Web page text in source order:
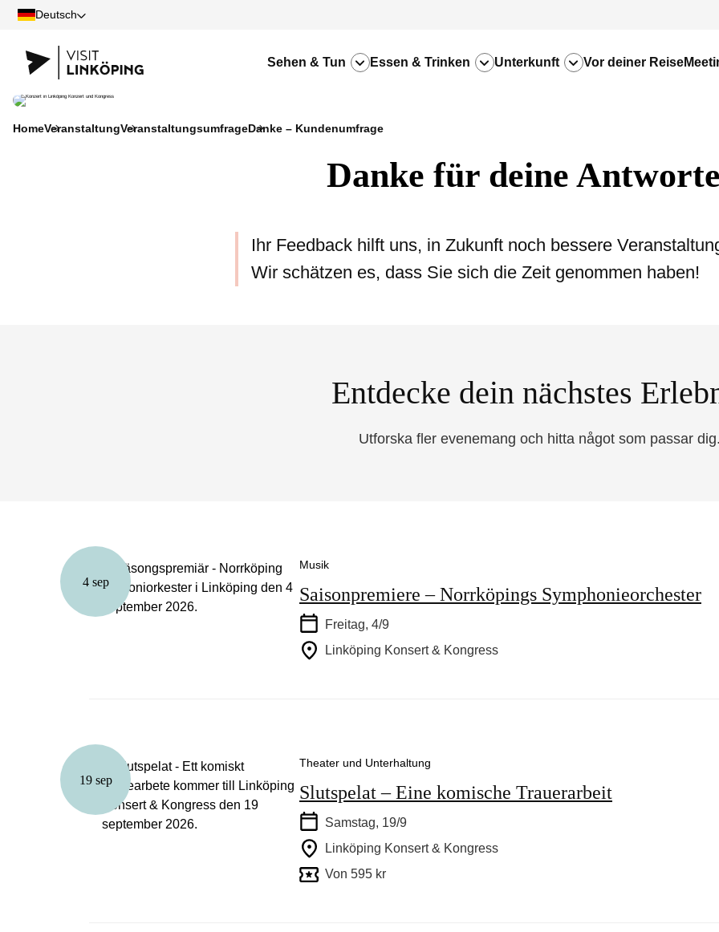
Deutsch
Sehen & Tun Essen & Trinken Unterkunft Vor deiner Reise
HomeVeranstaltungVeranstaltungsumfrageDanke – Kundenumfrage
Danke für deine
Ihr Feedback hilft uns, in Zukunft noch bessere
Wir schätzen es, dass Sie sich die Zeit genommen haben!
Entdecke dein nächstes
Utforska fler evenemang och hitta något som passar dig.
4 sep
Musik
Saisonpremiere – Norrköpings Symphonieorchester
Freitag, 4/9
Linköping Konsert & Kongress
19 sep
Theater und Unterhaltung
Slutspelat – Eine komische Trauerarbeit
Samstag, 19/9
Linköping Konsert & Kongress
Von 595 kr